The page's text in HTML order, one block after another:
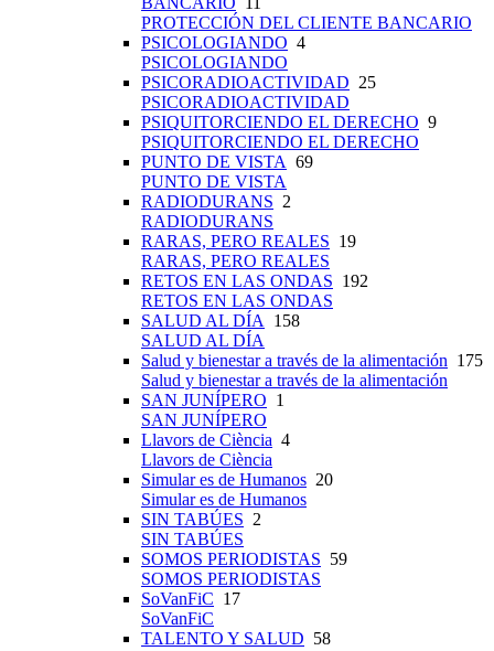
PROTECCIÓN DEL CLIENTE BANCARIO
PSICOLOGIANDO 4
PSICOLOGIANDO
PSICORADIOACTIVIDAD 25
PSICORADIOACTIVIDAD
PSIQUITORCIENDO EL DERECHO 9
PSIQUITORCIENDO EL DERECHO
PUNTO DE VISTA 69
PUNTO DE VISTA
RADIODURANS 2
RADIODURANS
RARAS, PERO REALES 19
RARAS, PERO REALES
RETOS EN LAS ONDAS 192
RETOS EN LAS ONDAS
SALUD AL DÍA 158
SALUD AL DÍA
Salud y bienestar a través de la alimentación 175
Salud y bienestar a través de la alimentación
SAN JUNÍPERO 1
SAN JUNÍPERO
Llavors de Ciència 4
Llavors de Ciència
Simular es de Humanos 20
Simular es de Humanos
SIN TABÚES 2
SIN TABÚES
SOMOS PERIODISTAS 59
SOMOS PERIODISTAS
SoVanFiC 17
SoVanFiC
TALENTO Y SALUD 58